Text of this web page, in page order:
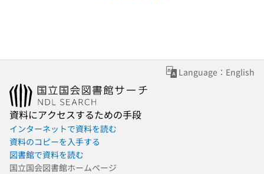
Language：English
資料にアクセスするための手段
インターネットで資料を読む
資料のコピーを入手する
図書館で資料を読む
国立国会図書館ホームページ